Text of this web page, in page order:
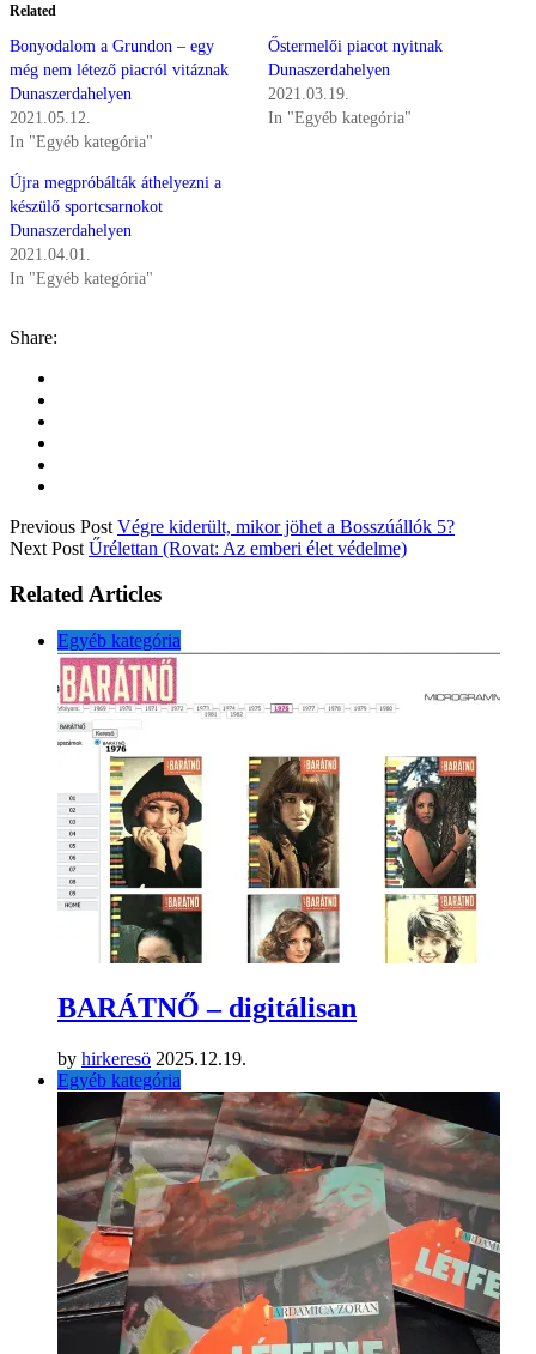
Related
Bonyodalom a Grundon – egy
még nem létező piacról vitáznak
Dunaszerdahelyen
2021.05.12.
In "Egyéb kategória"
Őstermelői piacot nyitnak
Dunaszerdahelyen
2021.03.19.
In "Egyéb kategória"
Újra megpróbálták áthelyezni a
készülő sportcsarnokot
Dunaszerdahelyen
2021.04.01.
In "Egyéb kategória"
Share:
Previous Post Végre kiderült, mikor jöhet a Bosszúállók 5?
Next Post Űrélettan (Rovat: Az emberi élet védelme)
Related Articles
Egyéb kategória
BARÁTNŐ – digitálisan
by hirkeresö 2025.12.19.
Egyéb kategória